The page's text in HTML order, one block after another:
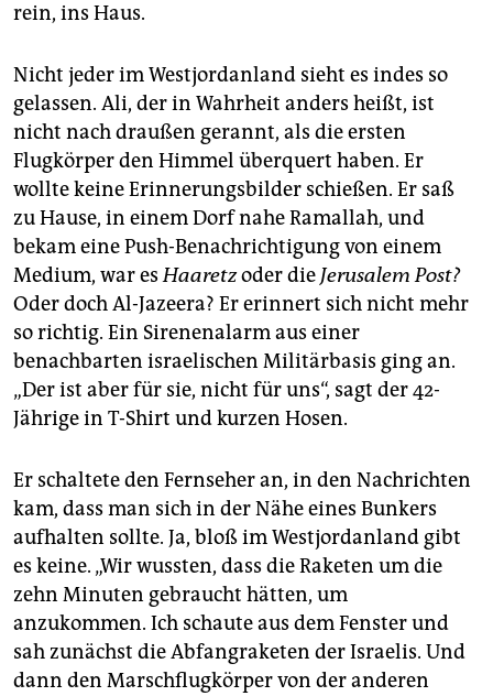
rein, ins Haus.
Nicht jeder im Westjordanland sieht es indes so
gelassen. Ali, der in Wahrheit anders heißt, ist
nicht nach draußen gerannt, als die ersten
Flugkörper den Himmel überquert haben. Er
wollte keine Erinnerungsbilder schießen. Er saß
zu Hause, in einem Dorf nahe Ramallah, und
bekam eine Push-Benachrichtigung von einem
Medium, war esHaaretzoder dieJerusalem Post?
Oder doch Al-Jazeera? Er erinnert sich nicht mehr
so richtig. Ein Sirenenalarm aus einer
benachbarten israelischen Militärbasis ging an.
„Der ist aber für sie, nicht für uns“, sagt der 42-
Jährige in T-Shirt und kurzen Hosen.
Er schaltete den Fernseher an, in den Nachrichten
kam, dass man sich in der Nähe eines Bunkers
aufhalten sollte. Ja, bloß im Westjordanland gibt
es keine. „Wir wussten, dass die Raketen um die
zehn Minuten gebraucht hätten, um
anzukommen. Ich schaute aus dem Fenster und
sah zunächst die Abfangraketen der Israelis. Und
dann den Marschflugkörper von der anderen